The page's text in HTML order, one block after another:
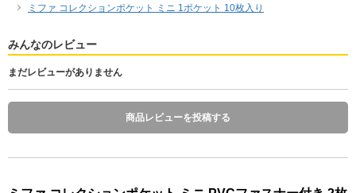
ミファ コレクションポケット ミニ 1ポケット 10枚入り
みんなのレビュー
まだレビューがありません
商品レビューを投稿する